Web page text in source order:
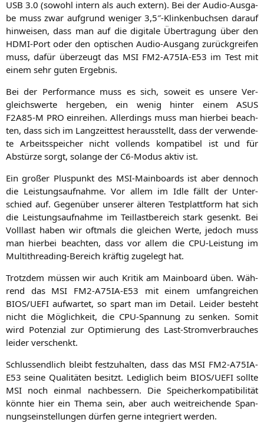
USB 3.0 (sowohl intern als auch extern). Bei der Audio-Aus­ga­
be muss zwar auf­grund weni­ger 3,5″-Klinkenbuchsen dar­auf
hin­wei­sen, dass man auf die digi­ta­le Über­tra­gung über den
HDMI-Port oder den opti­schen Audio-Aus­gang zurück­grei­fen
muss, dafür über­zeugt das MSI FM2-A75IA-E53 im Test mit
einem sehr guten Ergebnis.
Bei der Per­for­mance muss es sich, soweit es unse­re Ver­
gleichs­wer­te her­ge­ben, ein wenig hin­ter einem ASUS
F2A85‑M PRO ein­rei­hen. Aller­dings muss man hier­bei beach­
ten, dass sich im Lang­zeit­test her­aus­stellt, dass der ver­wen­de­
te Arbeits­spei­cher nicht voll­ends kom­pa­ti­bel ist und für
Abstür­ze sorgt, solan­ge der C6-Modus aktiv ist.
Ein gro­ßer Plus­punkt des MSI-Main­boards ist aber den­noch
die Leis­tungs­auf­nah­me. Vor allem im Idle fällt der Unter­
schied auf. Gegen­über unse­rer älte­ren Test­platt­form hat sich
die Leis­tungs­auf­nah­me im Teil­last­be­reich stark gesenkt. Bei
Voll­last haben wir oft­mals die glei­chen Wer­te, jedoch muss
man hier­bei beach­ten, dass vor allem die CPU-Leis­tung im
Mul­ti­th­re­a­ding-Bereich kräf­tig zuge­legt hat.
Trotz­dem müs­sen wir auch Kri­tik am Main­board üben. Wäh­
rend das MSI FM2-A75IA-E53 mit einem umfang­rei­chen
BIOS/UEFI auf­war­tet, so spart man im Detail. Lei­der besteht
nicht die Mög­lich­keit, die CPU-Span­nung zu sen­ken. Somit
wird Poten­zi­al zur Opti­mie­rung des Last-Strom­ver­brau­ches
lei­der verschenkt.
Schluss­end­lich bleibt fest­zu­hal­ten, dass das MSI FM2-A75IA-
E53 sei­ne Qua­li­tä­ten besitzt. Ledig­lich beim BIOS/UEFIsoll­te
MSI noch ein­mal nach­bes­sern. Die Spei­cher­kom­pa­ti­bi­li­tät
könn­te hier ein The­ma sein, aber auch weit­rei­chen­de Span­
nungs­ein­stel­lun­gen dür­fen ger­ne inte­griert werden.